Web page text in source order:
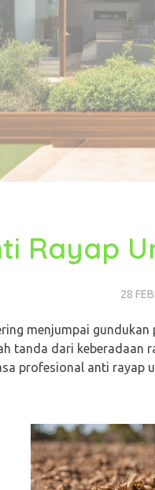
Rayap
28
menjumpai
tanda dari keberadaan
profesional anti rayap